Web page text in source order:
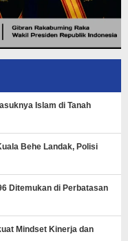
Islam di Tanah
Behe Landak, Polisi
Ditemukan di Perbatasan
Mindset Kinerja dan